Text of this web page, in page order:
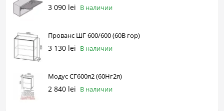
3 090 lei В наличии
Прованс ШГ 600/600 (60В гор)
3 130 lei В наличии
Модус СГ600я2 (60Нг2я)
2 840 lei В наличии